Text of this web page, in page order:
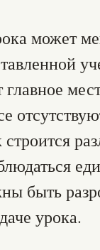
может
главное
строится
быть
урока.